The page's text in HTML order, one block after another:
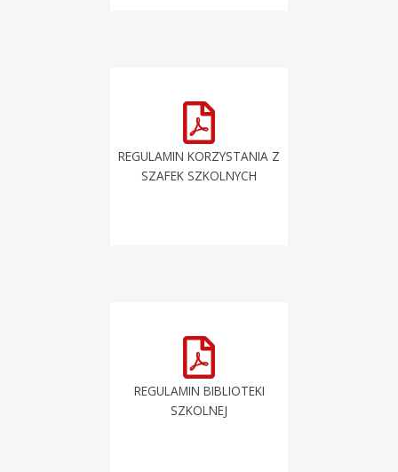
REGULAMIN KORZYSTANIA Z
SZAFEK SZKOLNYCH
REGULAMIN BIBLIOTEKI
SZKOLNEJ